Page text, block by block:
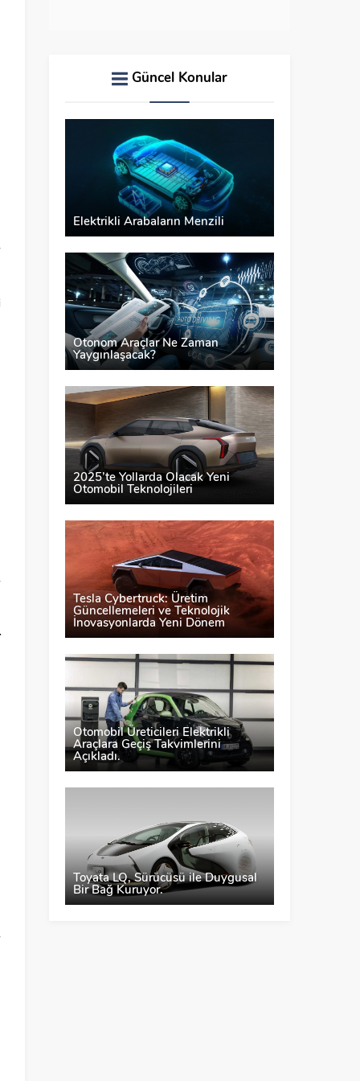
Güncel Konular
Elektrikli Arabaların Menzili
Otonom Araçlar Ne Zaman
Yaygınlaşacak?
2025’te Yollarda Olacak Yeni
Otomobil Teknolojileri
Tesla Cybertruck: Üretim
Güncellemeleri ve Teknolojik
İnovasyonlarda Yeni Dönem
Otomobil Üreticileri Elektrikli
Araçlara Geçiş Takvimlerini
Açıkladı.
Toyata LQ, Sürücüsü ile Duygusal
Bir Bağ Kuruyor.